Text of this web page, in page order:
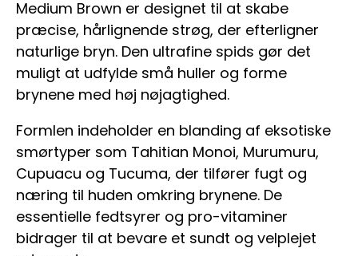
Medium Brown er designet til at skabe
præcise, hårlignende strøg, der efterligner
naturlige bryn. Den ultrafine spids gør det
muligt at udfylde små huller og forme
brynene med høj nøjagtighed.
Formlen indeholder en blanding af eksotiske
smørtyper som Tahitian Monoi, Murumuru,
Cupuacu og Tucuma, der tilfører fugt og
næring til huden omkring brynene. De
essentielle fedtsyrer og pro-vitaminer
bidrager til at bevare et sundt og velplejet